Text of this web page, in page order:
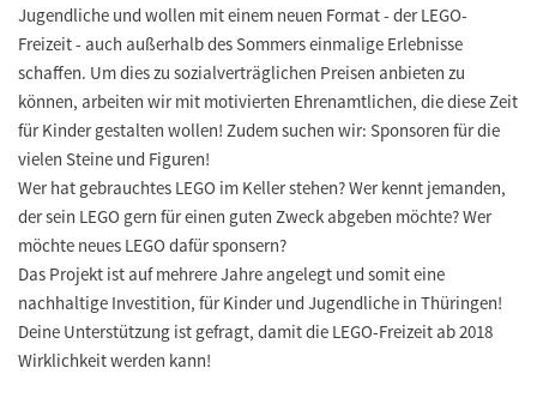
Jugendliche und wollen mit einem neuen Format - der LEGO-
Freizeit - auch außerhalb des Sommers einmalige Erlebnisse
schaffen. Um dies zu sozialverträglichen Preisen anbieten zu
können, arbeiten wir mit motivierten Ehrenamtlichen, die diese Zeit
für Kinder gestalten wollen! Zudem suchen wir: Sponsoren für die
vielen Steine und Figuren!
Wer hat gebrauchtes LEGO im Keller stehen?Wer kennt jemanden,
der sein LEGO gern für einen guten Zweck abgeben möchte?Wer
möchte neues LEGO dafür sponsern?
Das Projekt ist auf mehrere Jahre angelegt und somit eine
nachhaltige Investition, für Kinder und Jugendliche in Thüringen!
Deine Unterstützung ist gefragt, damit die LEGO-Freizeit ab 2018
Wirklichkeit werden kann!